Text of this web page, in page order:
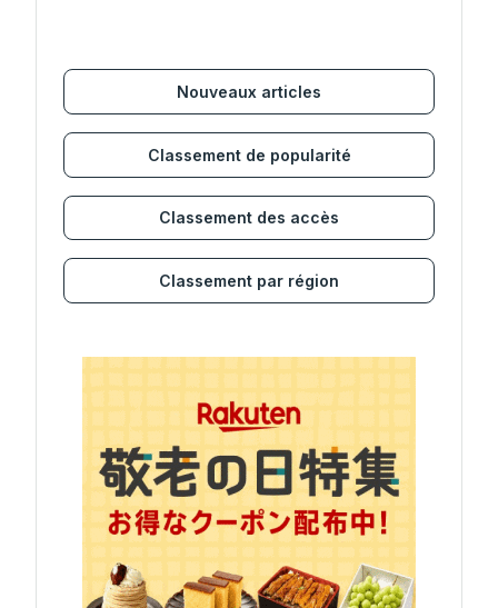
Nouveaux articles
Classement de popularité
Classement des accès
Classement par région